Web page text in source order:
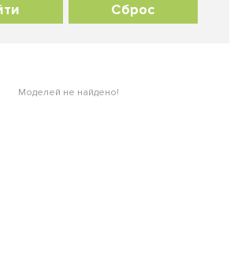
Сброс
Моделей не найдено!